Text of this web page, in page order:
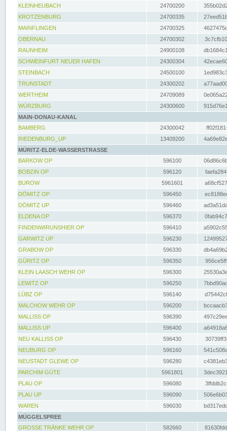
KLEINHEUBACH 24700200
KROTZENBURG
24700335
MAINFLINGEN
24700325
OBERNAU
24700302
RAUNHEIM
24900108
SCHWEINFURT NEUER HAFEN
24300304
STEINBACH
24500100
TRUNSTADT
24300202
WERTHEIM
24709089
WÜRZBURG
24300600
MAIN-DONAU-KANAL
BAMBERG
24300042
RIEDENBURG_UP
13409200
MÜRITZ-ELDE-WASSERSTRASSE
BARKOW OP
596100
BOBZIN OP
596120
BUROW
5961601
DÖMITZ OP
596450
DÖMITZ UP
596460
ELDENA OP
596370
FINDENWIRUNSHIER OP
596410
GARWITZ UP
596230
GRABOW OP
596330
GÜRITZ OP
596350
KLEIN LAASCH WEHR OP
596300
LEWITZ OP
596250
LÜBZ OP
596140
MALCHOW WEHR OP
596200
MALLISS OP
596390
MALLISS UP
596400
NEU KALLISS OP
596430
NEUBURG OP
596160
NEUSTADT GLEWE OP
596280
PARCHIM GÜTE
5961801
PLAU OP
596080
PLAU UP
596090
WAREN
596030
MÜGGELSPREE
GROSSE TRÄNKE WEHR OP
582660